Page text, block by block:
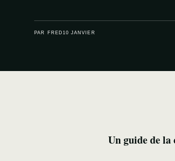
PAR FRED 10 JANVIER
Un guide de